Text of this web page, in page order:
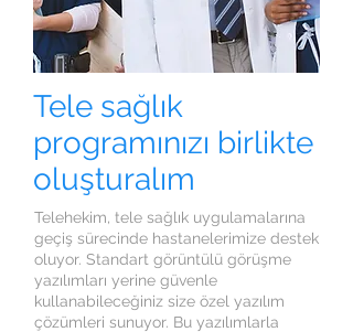
Tele sağlık
programınızı birlikte
oluşturalım
Telehekim, tele sağlık uygulamalarına
geçiş sürecinde hastanelerimize destek
oluyor. Standart görüntülü görüşme
yazılımları yerine güvenle
kullanabileceğiniz size özel yazılım
çözümleri sunuyor. Bu yazılımlarla